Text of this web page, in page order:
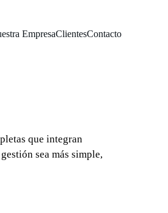
EmpresaClientesContacto
que integran
sea más simple,